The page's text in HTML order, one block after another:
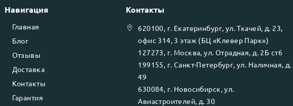
Навигация
Главная
Блог
Отзывы
Доставка
Контакты
Гарантия
Контакты
620100, г. Екатеринбург, ул.Ткачей, д. 23,
офис 314, 3 этаж (БЦ «Клевер Парк»)
127273, г. Москва, ул. Отрадная, д. 2Б ст6
199155, г. Санкт-Петербург, ул. Наличная, д.
49
630084, г. Новосибирск, ул.
Авиастроителей, д. 30